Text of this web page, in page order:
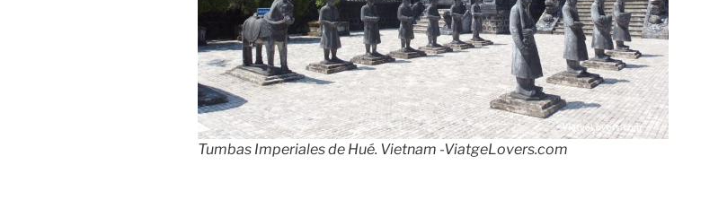
Tumbas Imperiales de Hué. Vietnam -ViatgeLovers.com